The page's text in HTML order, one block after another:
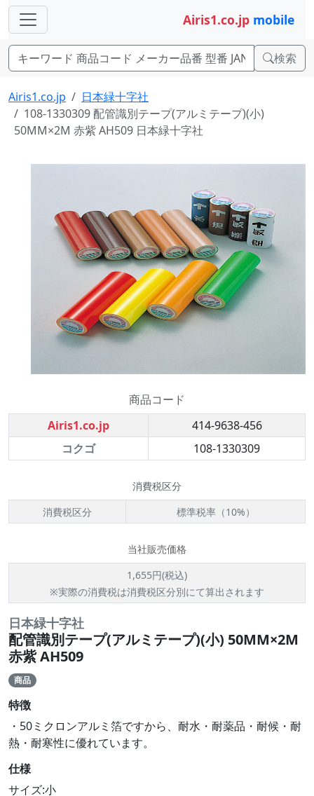
Airis1.co.jp mobile
検索
Airis1.co.jp
日本緑十字社
108-1330309 配管識別テープ(アルミテープ)(小)
50MM×2M 赤紫 AH509 日本緑十字社
商品コード
Airis1.co.jp
414-9638-456
コクゴ
108-1330309
消費税区分
消費税区分
標準税率（10%）
当社販売価格
1,655円(税込)
※実際の消費税は消費税区分別にて算出されます
日本緑十字社
配管識別テープ(アルミテープ)(小) 50MM×2M
赤紫 AH509
商品
特徴
・50ミクロンアルミ箔ですから、耐水・耐薬品・耐候・耐
熱・耐寒性に優れています。
仕様
サイズ:小